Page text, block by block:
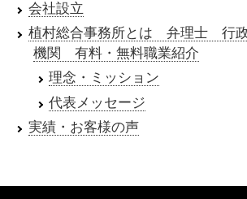
会社設立
植村総合事務所とは 弁理士 行
機関 有料・無料職業紹介
理念・ミッション
代表メッセージ
実績・お客様の声